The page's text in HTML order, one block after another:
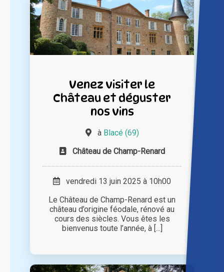
Venez visiter le
Château et déguster
nos vins
à Blacé (69)
Château de Champ-Renard
vendredi 13 juin 2025 à 10h00
Le Château de Champ-Renard est un
château d’origine féodale, rénové au
cours des siècles. Vous êtes les
bienvenus toute l’année, à [...]